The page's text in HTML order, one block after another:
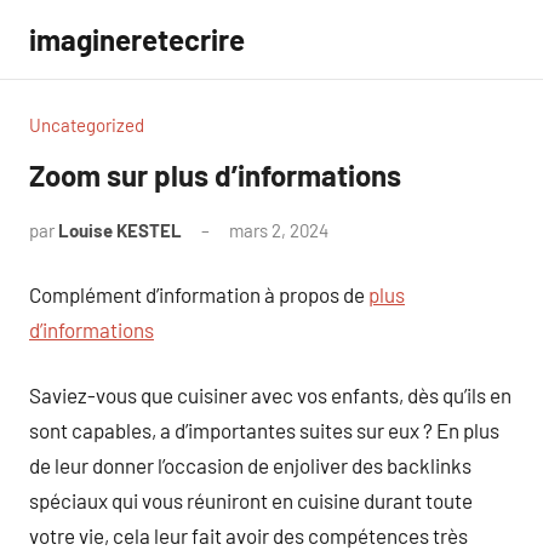
contenu
imagineretecrire
Uncategorized
Zoom sur plus d’informations
par Louise KESTEL mars 2, 2024
Complément d’information à propos de plus
d’informations
Saviez-vous que cuisiner avec vos enfants, dès qu’ils en
sont capables, a d’importantes suites sur eux ? En plus
de leur donner l’occasion de enjoliver des backlinks
spéciaux qui vous réuniront en cuisine durant toute
votre vie, cela leur fait avoir des compétences très